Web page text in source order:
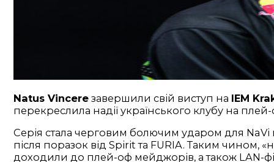
Natus Vincereзавершили свій виступ на IEM
перекреслила надії українського клубу на
Серія стала черговим болючим ударом для NaVi
після поразок від Spirit та FURIA. Таким чином,
доходили до плей-оф мейджорів, а також LAN-